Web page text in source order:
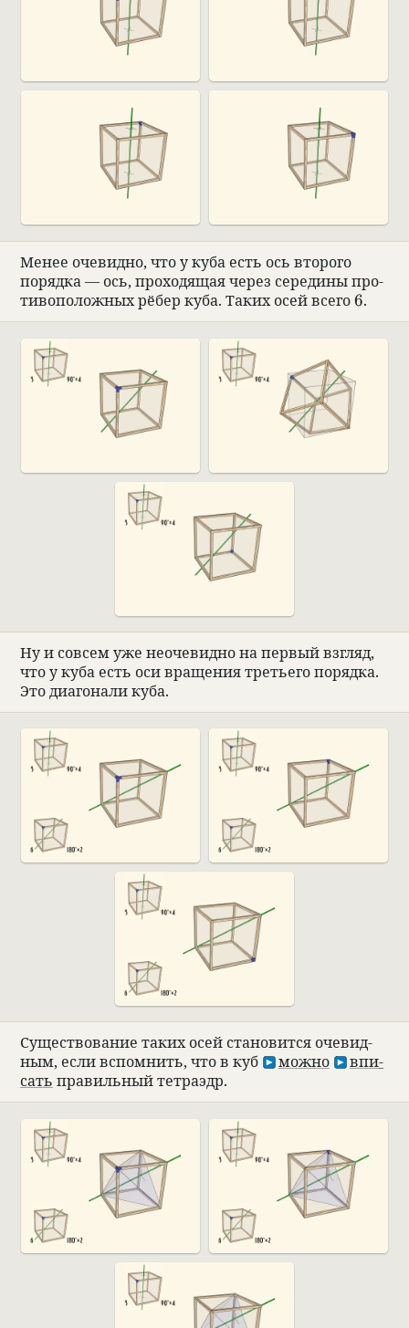
Менее оче­видно, что у куба есть ось вто­рого
порядка — ось, про­хо­дящая через сере­дины про­
ти­вопо­лож­ных рёбер куба. Таких осей всего6
6.
Ну и совсем уже неоче­видно на пер­вый взгляд,
что у куба есть оси враще­ния тре­тьего порядка.
Это диаго­нали куба.
Суще­ство­ва­ние таких осей ста­но­вится оче­вид­
ным, если вспом­нить, что в куб
можно
впи­
сать пра­виль­ный тет­раэдр.